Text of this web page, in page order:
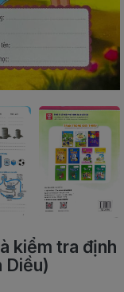
kiểm tra định
Diều)